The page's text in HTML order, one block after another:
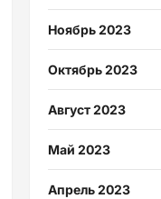
Ноябрь 2023
Октябрь 2023
Август 2023
Май 2023
Апрель 2023